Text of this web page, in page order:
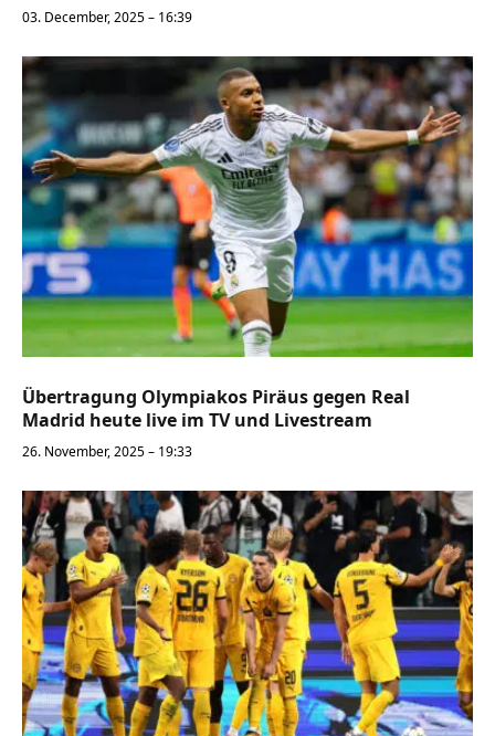
03. December, 2025 – 16:39
Übertragung Olympiakos Piräus gegen Real
Madrid heute live im TV und Livestream
26. November, 2025 – 19:33